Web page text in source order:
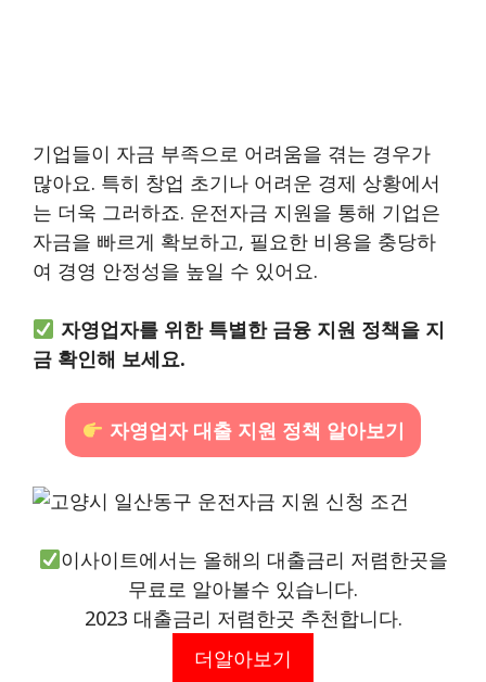
기업들이 자금 부족으로 어려움을 겪는 경우가
많아요. 특히 창업 초기나 어려운 경제 상황에서
는 더욱 그러하죠. 운전자금 지원을 통해 기업은
자금을 빠르게 확보하고, 필요한 비용을 충당하
여 경영 안정성을 높일 수 있어요.
자영업자를 위한 특별한 금융 지원 정책을 지
금 확인해 보세요.
자영업자 대출 지원 정책 알아보기
이사이트에서는 올해의 대출금리 저렴한곳을
무료로 알아볼수 있습니다.
2023 대출금리 저렴한곳 추천합니다.
더알아보기